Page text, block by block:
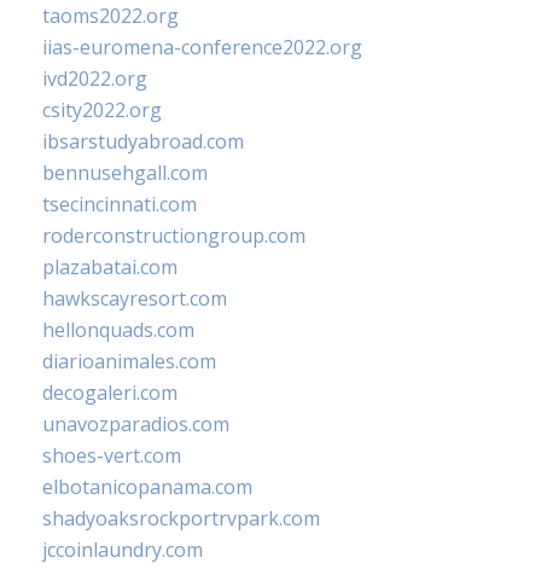
taoms2022.org
iias-euromena-conference2022.org
ivd2022.org
csity2022.org
ibsarstudyabroad.com
bennusehgall.com
tsecincinnati.com
roderconstructiongroup.com
plazabatai.com
hawkscayresort.com
hellonquads.com
diarioanimales.com
decogaleri.com
unavozparadios.com
shoes-vert.com
elbotanicopanama.com
shadyoaksrockportrvpark.com
jccoinlaundry.com